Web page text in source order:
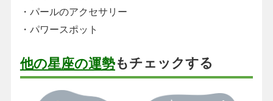
・パールのアクセサリー
・パワースポット
他の星座の運勢もチェックする